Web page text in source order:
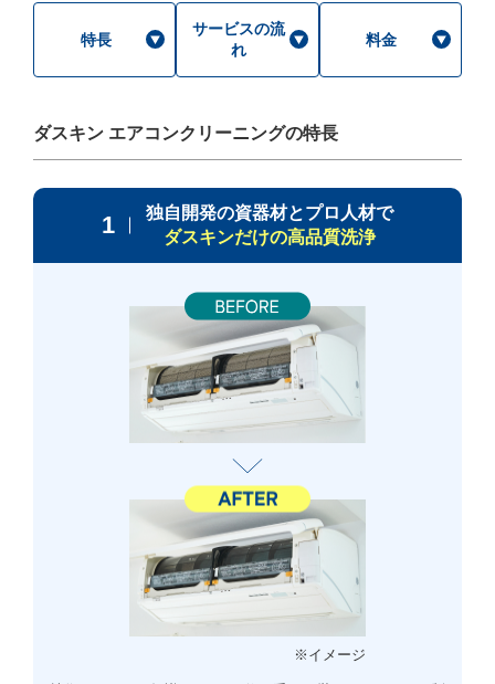
特長
サービスの流
れ
料金
ダスキン エアコンクリーニングの特長
1
独自開発の資器材とプロ人材で
ダスキンだけの高品質洗浄